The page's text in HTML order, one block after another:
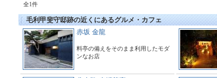
全1件
毛利甲斐守邸跡の近くにあるグルメ・カフェ
赤坂 金龍
料亭の備えをそのまま利用したモダ
ンなお店